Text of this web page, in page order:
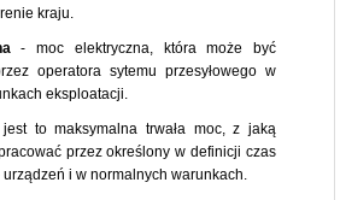
kraju.
- moc elektryczna, która może być
operatora sytemu przesyłowego w
eksploatacji.
to maksymalna trwała moc, z jaką
przez określony w definicji czas
i w normalnych warunkach.